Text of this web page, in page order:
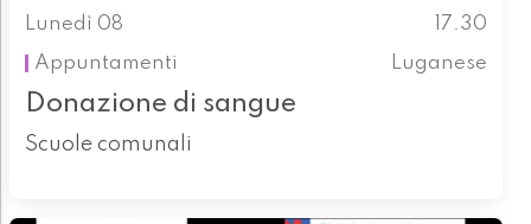
Lunedì 08
17.30
Appuntamenti
Luganese
Donazione di sangue
Scuole comunali